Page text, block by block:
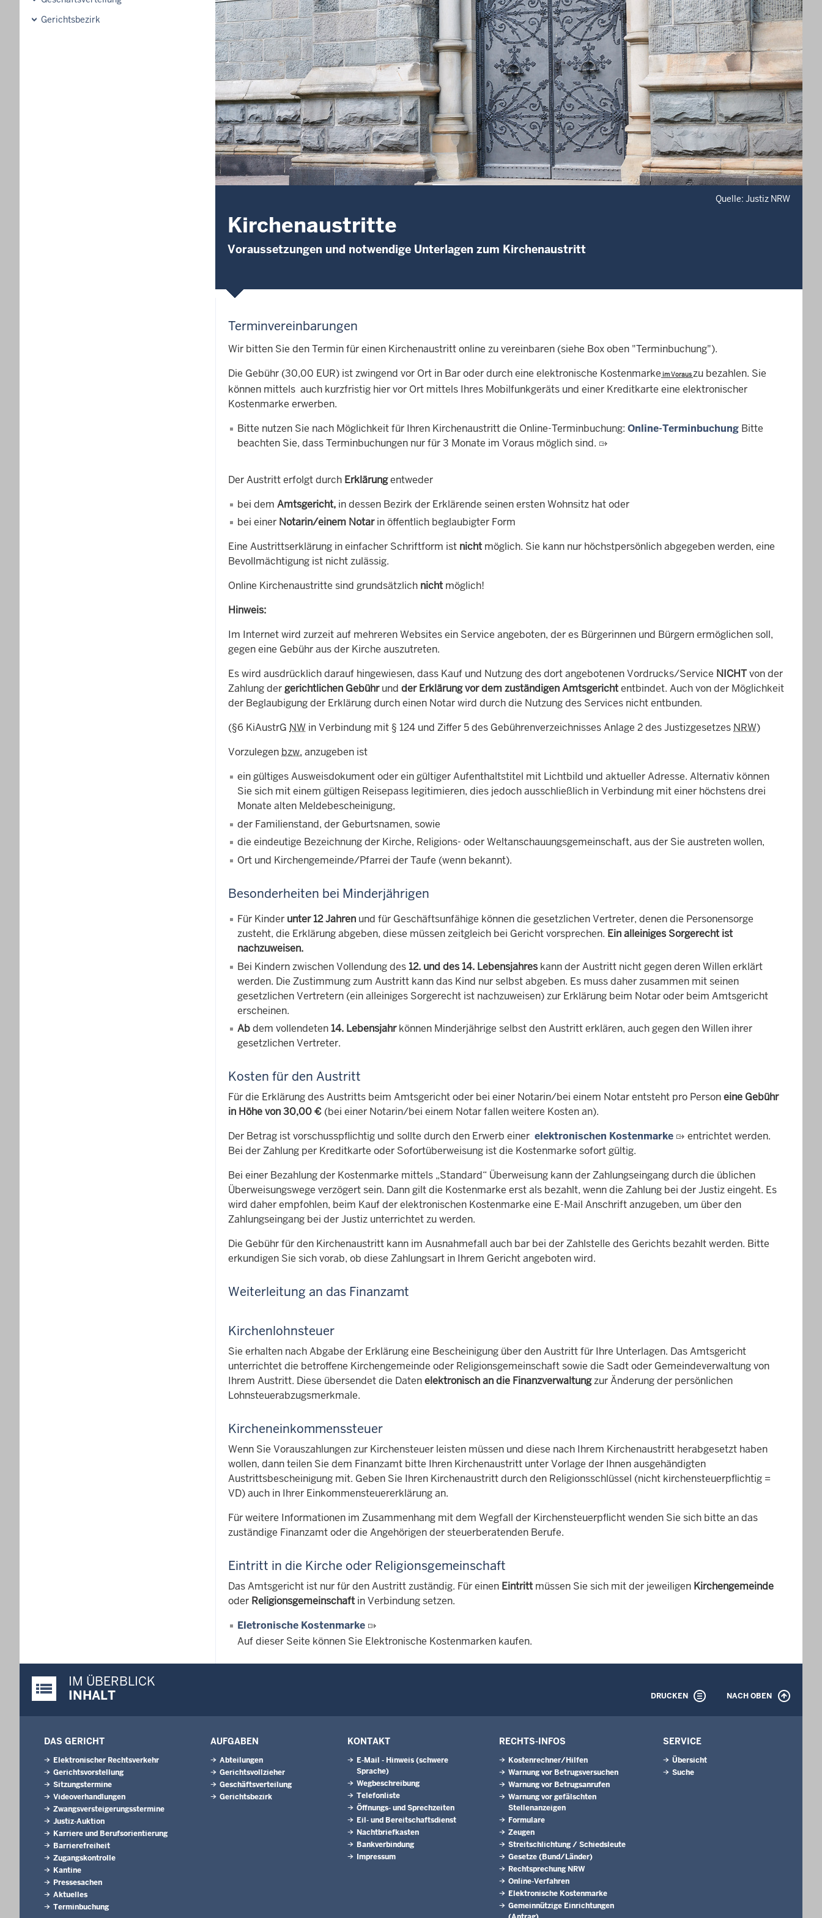
Gerichtsbezirk
Quelle: Justiz NRW
Kirchenaustritte
Voraussetzungen und notwendige Unterlagen zum Kirchenaustritt
Terminvereinbarungen
Wir bitten Sie den Termin für einen Kirchenaustritt online zu vereinbaren (siehe Box oben "Terminbuchung").
Die Gebühr (30,00 EUR) ist zwingend vor Ort in Bar oder durch eine elektronische Kostenmarke im Vorauszu bezahlen. Sie
können mittels auch kurzfristig hier vor Ort mittels Ihres Mobilfunkgeräts und einer Kreditkarte eine elektronischer
Kostenmarke erwerben.
Bitte nutzen Sie nach Möglichkeit für Ihren Kirchenaustritt die Online-Terminbuchung: Online-Terminbuchung Bitte
beachten Sie, dass Terminbuchungen nur für 3 Monate im Voraus möglich sind.
Der Austritt erfolgt durch Erklärungentweder
bei dem Amtsgericht, in dessen Bezirk der Erklärende seinen ersten Wohnsitz hat oder
bei einer Notarin/einem Notarin öffentlich beglaubigter Form
Eine Austrittserklärung in einfacher Schriftform ist nicht möglich. Sie kann nur höchstpersönlich abgegeben werden, eine
Bevollmächtigung ist nicht zulässig.
Online Kirchenaustritte sind grundsätzlich nicht möglich!
Hinweis:
Im Internet wird zurzeit auf mehreren Websites ein Service angeboten, der es Bürgerinnen und Bürgern ermöglichen soll,
gegen eine Gebühr aus der Kirche auszutreten.
Es wird ausdrücklich darauf hingewiesen, dass Kauf und Nutzung des dort angebotenen Vordrucks/Service NICHTvon der
Zahlung dergerichtlichen Gebührund der Erklärung vor dem zuständigen Amtsgerichtentbindet. Auch von der Möglichkeit
der Beglaubigung der Erklärung durch einen Notar wird durch die Nutzung des Services nicht entbunden.
(§6 KiAustrG NW in Verbindung mit § 124 und Ziffer 5 des Gebührenverzeichnisses Anlage 2 des Justizgesetzes NRW)
Vorzulegen bzw. anzugeben ist
ein gültiges Ausweisdokument oder ein gültiger Aufenthaltstitel mit Lichtbild und aktueller Adresse. Alternativ können
Sie sich mit einem gültigen Reisepass legitimieren, dies jedoch ausschließlich in Verbindung mit einer höchstens drei
Monate alten Meldebescheinigung,
der Familienstand, der Geburtsnamen, sowie
die eindeutige Bezeichnung der Kirche, Religions- oder Weltanschauungsgemeinschaft, aus der Sie austreten wollen,
Ort und Kirchengemeinde/Pfarrei der Taufe (wenn bekannt).
Besonderheiten bei Minderjährigen
Für Kinder unter 12 Jahren und für Geschäftsunfähige können die gesetzlichen Vertreter, denen die Personensorge
zusteht, die Erklärung abgeben, diese müssen zeitgleich bei Gericht vorsprechen. Ein alleiniges Sorgerecht ist
nachzuweisen.
Bei Kindern zwischen Vollendung des12. und des 14. Lebensjahres kann der Austritt nicht gegen deren Willen erklärt
werden. Die Zustimmung zum Austritt kann das Kind nur selbst abgeben. Es muss daher zusammen mit seinen
gesetzlichen Vertretern (ein alleiniges Sorgerecht ist nachzuweisen) zur Erklärung beim Notar oder beim Amtsgericht
erscheinen.
Abdem vollendeten14. Lebensjahrkönnen Minderjährige selbst den Austritt erklären, auch gegen den Willen ihrer
gesetzlichen Vertreter.
Kosten für den Austritt
Für die Erklärung des Austritts beim Amtsgericht oder bei einer Notarin/bei einem Notar entsteht pro Personeine Gebühr
in Höhe von 30,00 € (bei einer Notarin/bei einem Notar fallen weitere Kosten an).
Der Betrag ist vorschusspflichtig und sollte durch den Erwerb einer elektronischen Kostenmarke
entrichtet werden.
Bei der Zahlung per Kreditkarte oder Sofortüberweisung ist die Kostenmarke sofort gültig.
Bei einer Bezahlung der Kostenmarke mittels „Standard“ Überweisung kann der Zahlungseingang durch die üblichen
Überweisungswege verzögert sein. Dann gilt die Kostenmarke erst als bezahlt, wenn die Zahlung bei der Justiz eingeht. Es
wird daher empfohlen, beim Kauf der elektronischen Kostenmarke eine E-Mail Anschrift anzugeben, um über den
Zahlungseingang bei der Justiz unterrichtet zu werden.
Die Gebühr für den Kirchenaustritt kann im Ausnahmefall auch bar bei der Zahlstelle des Gerichts bezahlt werden. Bitte
erkundigen Sie sich vorab, ob diese Zahlungsart in Ihrem Gericht angeboten wird.
Weiterleitung an das Finanzamt
Kirchenlohnsteuer
Sie erhalten nach Abgabe der Erklärung eine Bescheinigung über den Austritt für Ihre Unterlagen. Das Amtsgericht
unterrichtet die betroffene Kirchengemeinde oder Religionsgemeinschaft sowie die Sadt oder Gemeindeverwaltung von
Ihrem Austritt. Diese übersendet die Datenelektronisch an die Finanzverwaltungzur Änderung der persönlichen
Lohnsteuerabzugsmerkmale.
Kircheneinkommenssteuer
Wenn Sie Vorauszahlungen zur Kirchensteuer leisten müssen und diese nach Ihrem Kirchenaustritt herabgesetzt haben
wollen, dann teilen Sie dem Finanzamt bitte Ihren Kirchenaustritt unter Vorlage der Ihnen ausgehändigten
Austrittsbescheinigung mit. Geben Sie Ihren Kirchenaustritt durch den Religionsschlüssel (nicht kirchensteuerpflichtig =
VD) auch in Ihrer Einkommensteuererklärung an.
Für weitere Informationen im Zusammenhang mit dem Wegfall der Kirchensteuerpflicht wenden Sie sich bitte an das
zuständige Finanzamt oder die Angehörigen der steuerberatenden Berufe.
Eintritt in die Kirche oder Religionsgemeinschaft
Das Amtsgericht ist nur für den Austritt zuständig. Für einen Eintritt müssen Sie sich mit der jeweiligen Kirchengemeinde
oder Religionsgemeinschaft in Verbindung setzen.
Eletronische Kostenmarke
Auf dieser Seite können Sie Elektronische Kostenmarken kaufen.
Justiz-Portal im Überblick:
IM ÜBERBLICK
INHALT
DRUCKEN NACH OBEN
DAS GERICHT
Elektronischer Rechtsverkehr
Gerichtsvorstellung
Sitzungstermine
Videoverhandlungen
Zwangsversteigerungsstermine
Justiz-Auktion
Karriere und Berufsorientierung
Barrierefreiheit
Zugangskontrolle
Kantine
Pressesachen
Aktuelles
Terminbuchung
AUFGABEN
Abteilungen
Gerichtsvollzieher
Geschäftsverteilung
Gerichtsbezirk
KONTAKT
E-Mail - Hinweis (schwere
Sprache)
Wegbeschreibung
Telefonliste
Öffnungs- und Sprechzeiten
Eil- und Bereitschaftsdienst
Nachtbriefkasten
Bankverbindung
Impressum
RECHTS-INFOS
Kostenrechner/Hilfen
Warnung vor Betrugsversuchen
Warnung vor Betrugsanrufen
Warnung vor gefälschten
Stellenanzeigen
Formulare
Zeugen
Streitschlichtung / Schiedsleute
Gesetze (Bund/Länder)
Rechtsprechung NRW
Online-Verfahren
Elektronische Kostenmarke
Gemeinnützige Einrichtungen
SERVICE
Übersicht
Suche